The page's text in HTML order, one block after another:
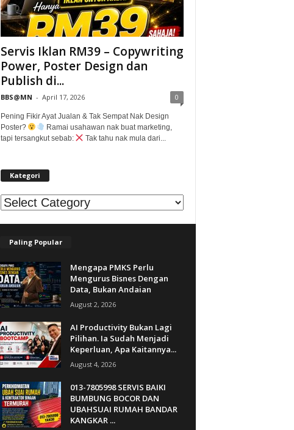
Servis Iklan RM39 – Copywriting
Power, Poster Design dan
Publish di...
BBS@MN - April 17, 2026 0
Pening Fikir Ayat Jualan & Tak Sempat Nak Design
Poster?
Ramai usahawan nak buat marketing,
tapi tersangkut sebab:
Tak tahu nak mula dari...
Kategori
Kategori
Paling Popular
Mengapa PMKS Perlu
Mengurus Bisnes Dengan
Data, Bukan Andaian
August 2, 2026
AI Productivity Bukan Lagi
Pilihan. Ia Sudah Menjadi
Keperluan, Apa Kaitannya...
August 4, 2026
013-7805998 SERVIS BAIKI
BUMBUNG BOCOR DAN
UBAHSUAI RUMAH BANDAR
KANGKAR ...